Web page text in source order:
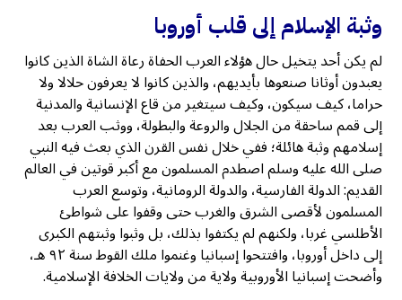
وثبة الإسلام إلى قلب أوروبا
لم يكن أحد يتخيل حال هؤلاء العرب الحفاة رعاة الشاة الذين كانوا
يعبدون أوثانا صنعوها بأيديهم، والذين كانوا لا يعرفون حلالا ولا
حراما، كيف سيكون، وكيف سيتغير من قاع الإنسانية والمدنية
إلى قمم ساحقة من الجلال والروعة والبطولة، ووثب العرب بعد
إسلامهم وثبة هائلة؛ ففي خلال نفس القرن الذي بعث فيه النبي
صلى الله عليه وسلم اصطدم المسلمون مع أكبر قوتين في العالم
القديم: الدولة الفارسية، والدولة الرومانية، وتوسع العرب
المسلمون لأقصى الشرق والغرب حتى وقفوا على شواطئ
الأطلسي غربا، ولكنهم لم يكتفوا بذلك، بل وثبوا وثبتهم الكبرى
إلى داخل أوروبا، وافتتحوا إسبانيا وغنموا ملك القوط سنة ٩٢ هـ،
وأضحت إسبانيا الأوروبية ولاية من ولايات الخلافة الإسلامية.